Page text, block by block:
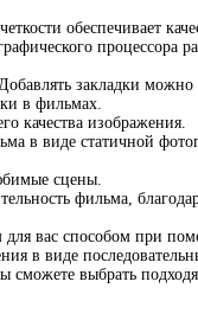
обеспечивает
процессора
закладки можно
в фильмах.
качества изображения.
в виде статичной
сцены.
фильма,
для вас способом при
в виде
выбрать